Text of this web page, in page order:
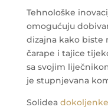
Tehnološke
omogućuju
dizajna kako biste
čarape i tajice
sa svojim
je stupnjevana
Solidea dokoljenke